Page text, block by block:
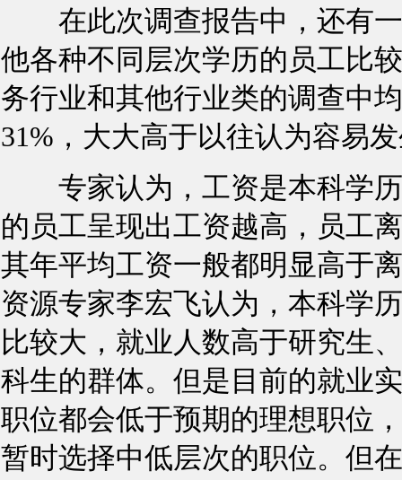
在此次调查报告中，还有一
他各种不同层次学历的员工比
务行业和其他行业类的调查中
31%，大大高于以往认为容易
专家认为，工资是本科学历
的员工呈现出工资越高，员工
其年平均工资一般都明显高于
资源专家李宏飞认为，本科学
比较大，就业人数高于研究生
科生的群体。但是目前的就业
职位都会低于预期的理想职位
暂时选择中低层次的职位。但